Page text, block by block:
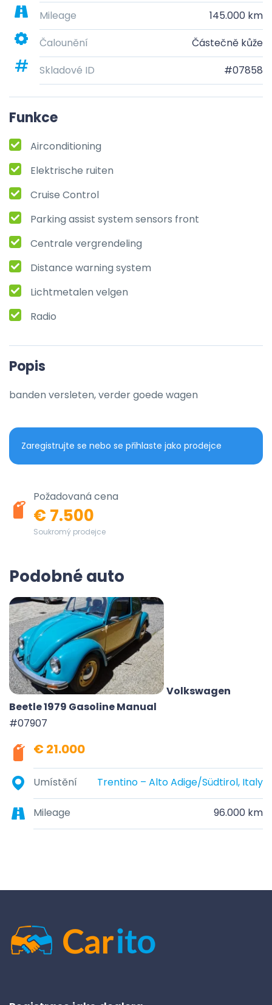
Mileage
145.000 km
Čalounění
Částečně kůže
Skladové ID
#07858
Funkce
Airconditioning
Elektrische ruiten
Cruise Control
Parking assist system sensors front
Centrale vergrendeling
Distance warning system
Lichtmetalen velgen
Radio
Popis
banden versleten, verder goede wagen
Zaregistrujte se nebo se přihlaste jako prodejce
Požadovaná cena
€ 7.500
Soukromý prodejce
Podobné auto
Volkswagen
Beetle 1979 Gasoline Manual
#07907
€ 21.000
Umístění Trentino – Alto Adige/Südtirol, Italy
Mileage 96.000 km